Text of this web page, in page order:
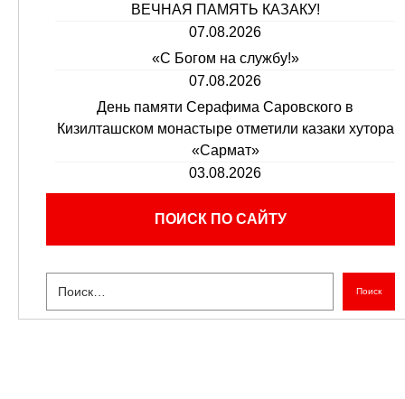
ВЕЧНАЯ ПАМЯТЬ КАЗАКУ!
07.08.2026
«С Богом на службу!»
07.08.2026
День памяти Серафима Саровского в
Кизилташском монастыре отметили казаки хутора
«Сармат»
03.08.2026
ПОИСК ПО САЙТУ
Поиск